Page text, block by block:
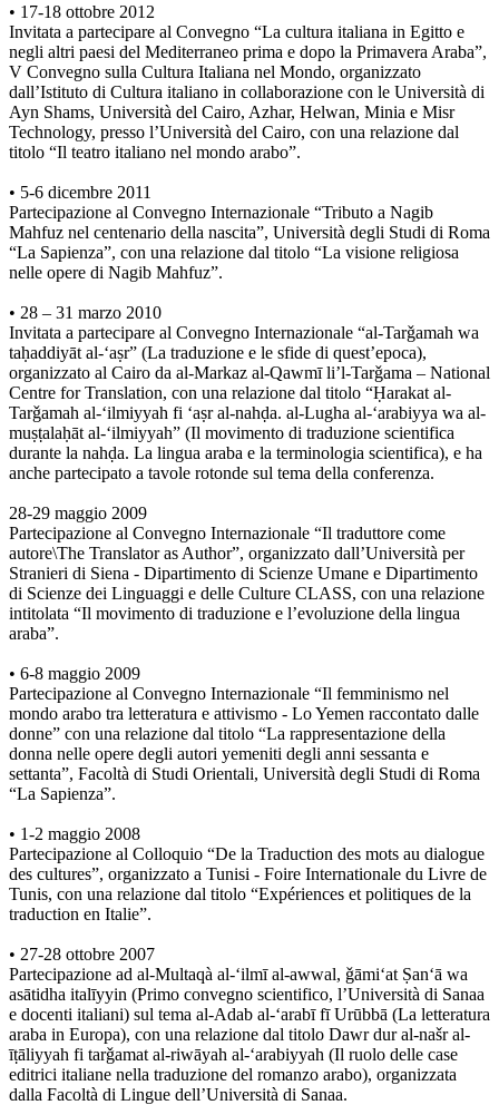
• 17-18 ottobre 2012
Invitata a partecipare al Convegno “La cultura italiana in Egitto e
negli altri paesi del Mediterraneo prima e dopo la Primavera Araba”,
V Convegno sulla Cultura Italiana nel Mondo, organizzato
dall’Istituto di Cultura italiano in collaborazione con le Università di
Ayn Shams, Università del Cairo, Azhar, Helwan, Minia e Misr
Technology, presso l’Università del Cairo, con una relazione dal
titolo “Il teatro italiano nel mondo arabo”.
• 5-6 dicembre 2011
Partecipazione al Convegno Internazionale “Tributo a Nagib
Mahfuz nel centenario della nascita”, Università degli Studi di Roma
“La Sapienza”, con una relazione dal titolo “La visione religiosa
nelle opere di Nagib Mahfuz”.
• 28 – 31 marzo 2010
Invitata a partecipare al Convegno Internazionale “al-Tarǧamah wa
taḥaddiyāt al-‘aṣr” (La traduzione e le sfide di quest’epoca),
organizzato al Cairo da al-Markaz al-Qawmī li’l-Tarǧama – National
Centre for Translation, con una relazione dal titolo “Ḥarakat al-
Tarǧamah al-‘ilmiyyah fi ‘aṣr al-nahḍa. al-Lugha al-‘arabiyya wa al-
muṣṭalaḥāt al-‘ilmiyyah” (Il movimento di traduzione scientifica
durante la nahḍa. La lingua araba e la terminologia scientifica), e ha
anche partecipato a tavole rotonde sul tema della conferenza.
28-29 maggio 2009
Partecipazione al Convegno Internazionale “Il traduttore come
autore\The Translator as Author”, organizzato dall’Università per
Stranieri di Siena - Dipartimento di Scienze Umane e Dipartimento
di Scienze dei Linguaggi e delle Culture CLASS, con una relazione
intitolata “Il movimento di traduzione e l’evoluzione della lingua
araba”.
• 6-8 maggio 2009
Partecipazione al Convegno Internazionale “Il femminismo nel
mondo arabo tra letteratura e attivismo - Lo Yemen raccontato dalle
donne” con una relazione dal titolo “La rappresentazione della
donna nelle opere degli autori yemeniti degli anni sessanta e
settanta”, Facoltà di Studi Orientali, Università degli Studi di Roma
“La Sapienza”.
• 1-2 maggio 2008
Partecipazione al Colloquio “De la Traduction des mots au dialogue
des cultures”, organizzato a Tunisi - Foire Internationale du Livre de
Tunis, con una relazione dal titolo “Expériences et politiques de la
traduction en Italie”.
• 27-28 ottobre 2007
Partecipazione ad al-Multaqà al-‘ilmī al-awwal, ǧāmi‘at Ṣan‘ā wa
asātidha italīyyin (Primo convegno scientifico, l’Università di Sanaa
e docenti italiani) sul tema al-Adab al-‘arabī fī Urūbbā (La letteratura
araba in Europa), con una relazione dal titolo Dawr dur al-našr al-
īṭāliyyah fi tarǧamat al-riwāyah al-‘arabiyyah (Il ruolo delle case
editrici italiane nella traduzione del romanzo arabo), organizzata
dalla Facoltà di Lingue dell’Università di Sanaa.